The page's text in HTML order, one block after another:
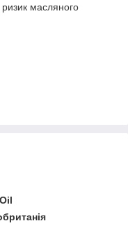
ризик масляного